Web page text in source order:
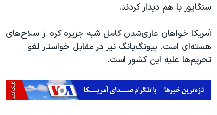
سنگاپور با هم دیدار کردند.
آمریکا خواهان عاری‌شدن کامل شبه جزیره کره از سلاح‌های
هسته‌ای است. پیونگ‌یانگ نیز در مقابل خواستار لغو
تحریم‌ها علیه این کشور است.